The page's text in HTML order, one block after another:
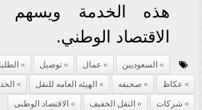
هذه الخدمة ويسهم
الاقتصاد الوطني.
السعوديين عمال توصيل
عكاظ
صحيفه الهيئه العامه للنقل
شركات
النقل الخفيف الاقتصاد الوطنى